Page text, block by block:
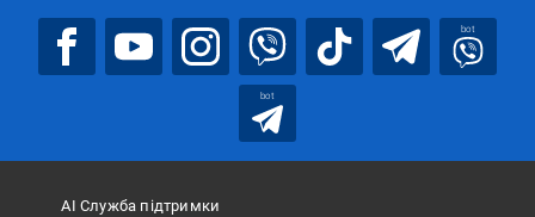
bot
bot
АІ Служба підтримки